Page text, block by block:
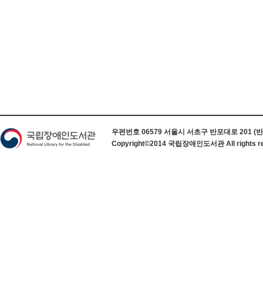
우편번호 06579 서울시 서초구 반포대로 201 (
Copyright©2014 국립장애인도서관 All rights